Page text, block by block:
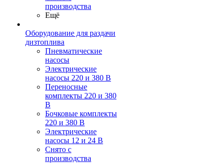
производства
Ещё
Оборудование для раздачи
дизтоплива
Пневматические
насосы
Электрические
насосы 220 и 380 В
Переносные
комплекты 220 и 380
В
Бочковые комплекты
220 и 380 В
Электрические
насосы 12 и 24 В
Снято с
производства